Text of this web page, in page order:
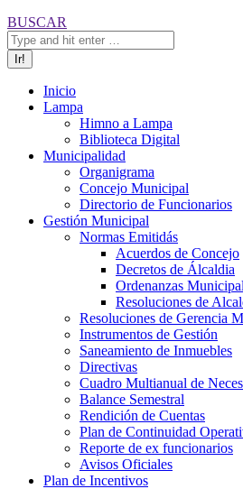
Buscar:
BUSCAR
Inicio
Lampa
Himno a Lampa
Biblioteca Digital
Municipalidad
Organigrama
Concejo Municipal
Directorio de Funcionarios
Gestión Municipal
Normas Emitidás
Acuerdos de Concejo
Decretos de Álcaldia
Ordenanzas
Resoluciones de
Resoluciones de Gerencia
Instrumentos de Gestión
Saneamiento de Inmuebles
Directivas
Cuadro Multianual de
Balance Semestral
Rendición de Cuentas
Plan de Continuidad
Reporte de ex funcionarios
Avisos Oficiales
Plan de Incentivos